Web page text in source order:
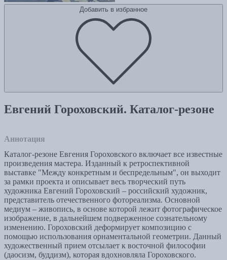
Добавить в избранное
Евгений Гороховский. Каталог-резоне
Аннотация
Каталог-резоне Евгения Гороховского включает все известные
произведения мастера. Изданный к ретроспективной
выставке "Между конкретным и беспредельным", он выходит
за рамки проекта и описывает весь творческий путь
художника Евгений Гороховский – российский художник,
представитель отечественного фотореализма. Основной
медиум – живопись, в основе которой лежит фотографическое
изображение, в дальнейшем подверженное сознательному
изменению. Гороховский деформирует композицию с
помощью использования орнаментальной геометрии. Данный
художественный прием отсылает к восточной философии
(даосизм, буддизм), которая вдохновляла Гороховского.